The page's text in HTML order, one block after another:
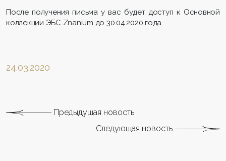
После получения письма у вас будет доступ к Основной
коллекции ЭБС Znanium до 30.04.2020 года
24.03.2020
Предыдущая новость
Следующая новость